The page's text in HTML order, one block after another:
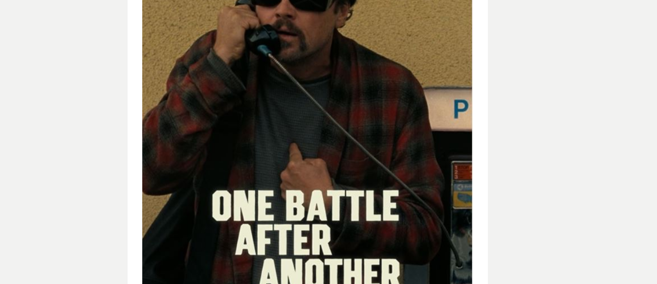
अन्य कैटेगरीज में क्या होगा? | Other Major Categories
बेस्ट डायरेक्टर में रयान कूग्लर (सिनर्स) और पॉल थॉमस एंडरसन (वन बैटल आफ्टर अनदर) के बीच टक्कर है.
बेस्ट एक्टर में लियोनार्डो डिकैप्रियो और टिमोथी शालमे (मार्टी सुप्रीम) मजबूत हैं, लेकिन जॉर्डन सरप्राइज दे
सकते हैं. बेस्ट एक्ट्रेस में एम्मा स्टोन (बुगोनिया) और जेसी बकले (हैमनेट) लीड कर रही हैं.
इंडिया में कैसे देखें? | Oscars 2026 live India